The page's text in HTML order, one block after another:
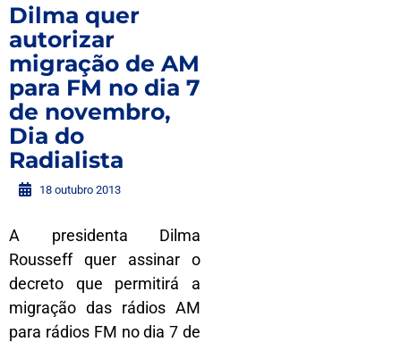
Dilma quer
autorizar
migração de AM
para FM no dia 7
de novembro,
Dia do
Radialista
18 outubro 2013
A presidenta Dilma
Rousseff quer assinar o
decreto que permitirá a
migração das rádios AM
para rádios FM no dia 7 de